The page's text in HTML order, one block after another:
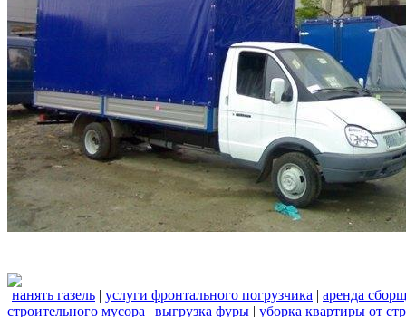
нанять газель | услуги фронтального погрузчика | аренда
строительного мусора | выгрузка фуры | уборка квартиры от